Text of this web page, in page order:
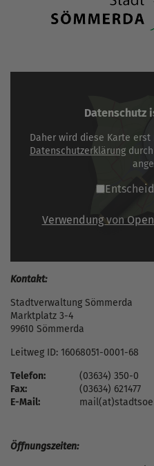
Datenschutz
Daher wird diese Karte
Datenschutzerklärung
Verwendung von
Kontakt:
Stadtverwaltung Sömmerda
Marktplatz 3-4
99610 Sömmerda
Leitweg ID: 16068051-0001-68
Telefon:
(03634) 350-0
Fax:
(03634) 621477
E-Mail:
Öffnungszeiten: